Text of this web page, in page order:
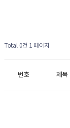
Total 0건 1 페이지
번호 제목